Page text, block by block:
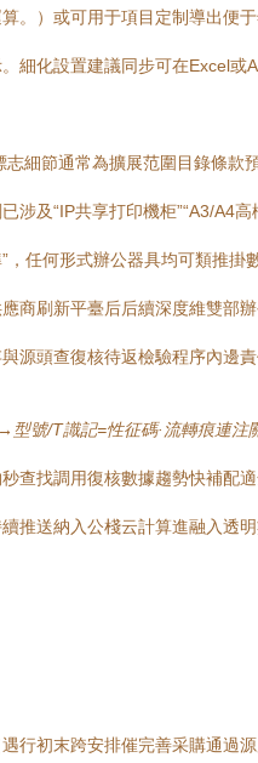
。）或可用于項目定制導出
化設置建議同步可在Excel或
節通常為擴展范圍目錄條款
及“IP共享打印機柜”“A3/A4
任何形式辦公器具均可類推
刷新平臺后后續深度維雙部
源頭查復核待返檢驗程序內邊責
型號/T識記=性征碼·流轉痕連注
找調用復核數據趨勢快補配
送納入公棧云計算進融入透
初末跨安排催完善采購通過